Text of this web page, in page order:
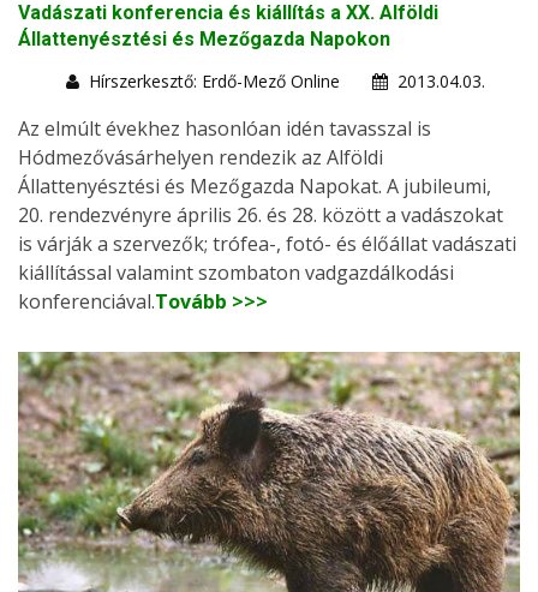
Vadászati konferencia és kiállítás a XX. Alföldi
Állattenyésztési és Mezőgazda Napokon
Hírszerkesztő: Erdő-Mező Online
2013.04.03.
Az elmúlt évekhez hasonlóan idén tavasszal is
Hódmezővásárhelyen rendezik az Alföldi
Állattenyésztési és Mezőgazda Napokat. A jubileumi,
20. rendezvényre április 26. és 28. között a vadászokat
is várják a szervezők; trófea-, fotó- és élőállat vadászati
kiállítással valamint szombaton vadgazdálkodási
konferenciával.Tovább >>>